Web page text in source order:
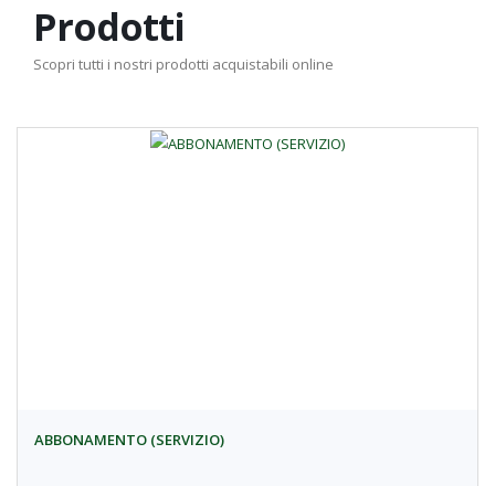
Prodotti
Scopri tutti i nostri prodotti acquistabili online
ABBONAMENTO (SERVIZIO)